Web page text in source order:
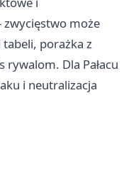
zwycięstwo może
porażka z
rywalom. Dla Pałacu
i neutralizacja